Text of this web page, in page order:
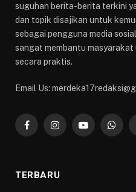
suguhan berita-berita terkini
dan topik disajikan untuk
sebagai pengguna media
sangat membantu
secara praktis.
Email Us:
FacebookInstagramYouTube
TERBARU